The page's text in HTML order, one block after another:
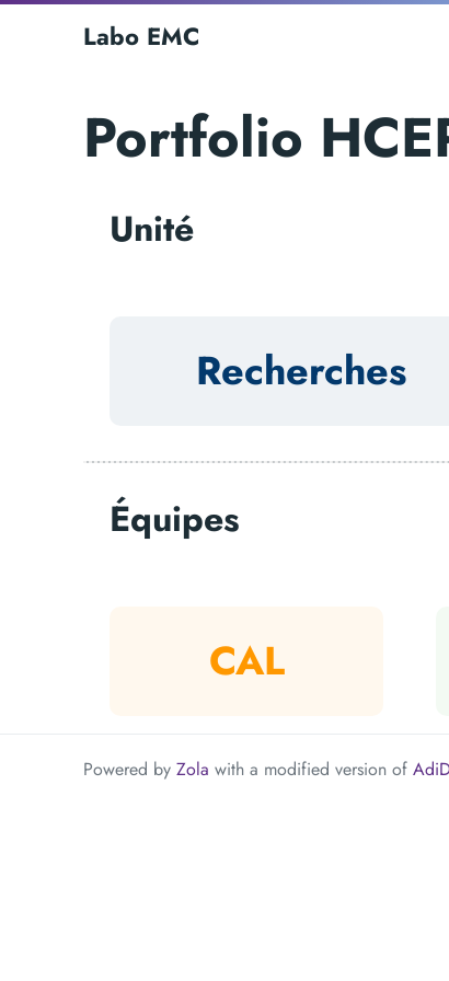
Labo EMC
Portfolio
Unité
Recherches
Équipes
CAL
Powered by Zola with a modified version of